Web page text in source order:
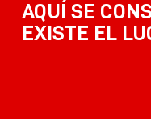
AQUÍ SE
EXISTE EL